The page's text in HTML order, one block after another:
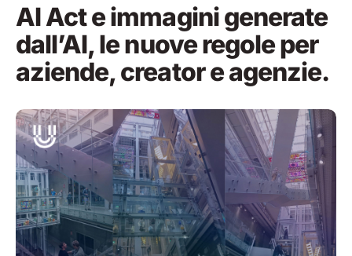
AI Act e immagini generate
dall’AI, le nuove regole per
aziende, creator e agenzie.